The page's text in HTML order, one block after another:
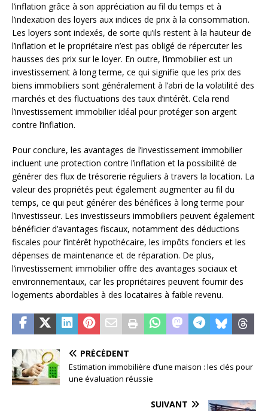
l’inflation grâce à son appréciation au fil du temps et à
l’indexation des loyers aux indices de prix à la consommation.
Les loyers sont indexés, de sorte qu’ils restent à la hauteur de
l’inflation et le propriétaire n’est pas obligé de répercuter les
hausses des prix sur le loyer. En outre, l’immobilier est un
investissement à long terme, ce qui signifie que les prix des
biens immobiliers sont généralement à l’abri de la volatilité des
marchés et des fluctuations des taux d’intérêt. Cela rend
l’investissement immobilier idéal pour protéger son argent
contre l’inflation.
Pour conclure, les avantages de l’investissement immobilier
incluent une protection contre l’inflation et la possibilité de
générer des flux de trésorerie réguliers à travers la location. La
valeur des propriétés peut également augmenter au fil du
temps, ce qui peut générer des bénéfices à long terme pour
l’investisseur. Les investisseurs immobiliers peuvent également
bénéficier d’avantages fiscaux, notamment des déductions
fiscales pour l’intérêt hypothécaire, les impôts fonciers et les
dépenses de maintenance et de réparation. De plus,
l’investissement immobilier offre des avantages sociaux et
environnementaux, car les propriétaires peuvent fournir des
logements abordables à des locataires à faible revenu.
PRÉCÉDENT
Estimation immobilière d’une maison : les clés pour
une évaluation réussie
SUIVANT